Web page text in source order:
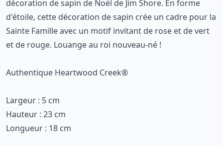
décoration de sapin de Noël de Jim Shore. En forme
d'étoile, cette décoration de sapin crée un cadre pour la
Sainte Famille avec un motif invitant de rose et de vert
et de rouge. Louange au roi nouveau-né !
Authentique Heartwood Creek®
Largeur : 5 cm
Hauteur : 23 cm
Longueur : 18 cm